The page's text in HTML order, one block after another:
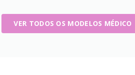
VER TODOS OS MODELOS MÉDICO